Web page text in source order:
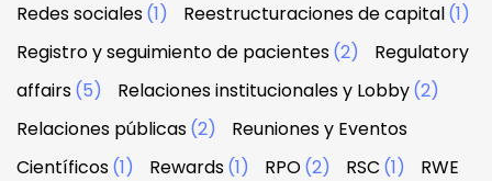
Redes sociales(1) Reestructuraciones de capital(1)
Registro y seguimiento de pacientes(2)
Regulatory
affairs(5) Relaciones institucionales y Lobby(2)
Relaciones públicas(2)
Reuniones y Eventos
Científicos(1) Rewards(1) RPO(2) RSC (1)
RWE